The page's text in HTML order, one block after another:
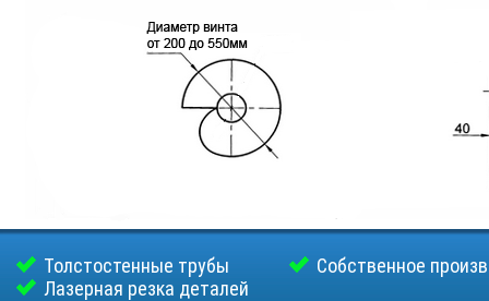
Толстостенные трубы
Собственное
Лазерная резка деталей